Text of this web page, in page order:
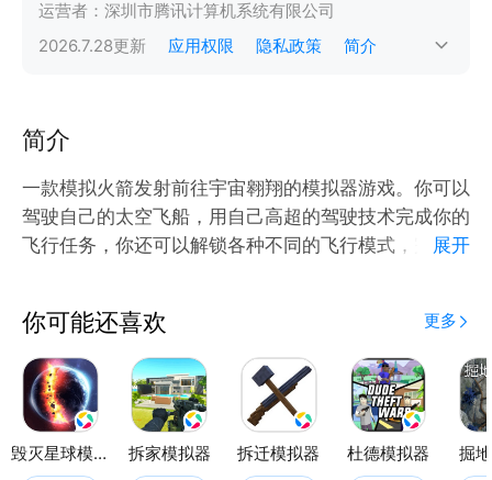
运营者： 深圳市腾讯计算机系统有限公司
2026.7.28更新 应用权限 隐私政策 简介
简介
一款模拟火箭发射前往宇宙翱翔的模拟器游戏。你可以
驾驶自己的太空飞船，用自己高超的驾驶技术完成你的
飞行任务，你还可以解锁各种不同的飞行模式，完成各
展开
你可能还喜欢 更多
毁灭星球模拟器 拆家模拟器 拆迁模拟器 杜德模拟器 掘